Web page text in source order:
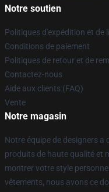
Notre soutien
Politiques d'expédition et de
Conditions de paiement
Politiques de retour et de
Contactez-nous
Aide aux clients (FAQ)
Vente
Notre magasin
Notre équipe de designers a
produits de haute qualité et
montrer votre style
vêtements, nous avons ce